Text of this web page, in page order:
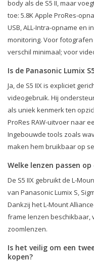
body als de S5 II, maar
toe: 5.8K Apple ProRes-
USB, ALL-Intra-opname en
monitoring. Voor
verschil minimaal; voor
Is de Panasonic Lumix
Ja, de S5 IIX is expliciet
videogebruik. Hij
als uniek kenmerk ten
ProRes RAW-uitvoer naar
Ingebouwde tools zoals
maken hem bruikbaar op
Welke lenzen passen op
De S5 IIX gebruikt de L-
van Panasonic Lumix S,
Dankzij het L-Mount
frame lenzen beschikbaar,
zoomlenzen.
Is het veilig om een
kopen?